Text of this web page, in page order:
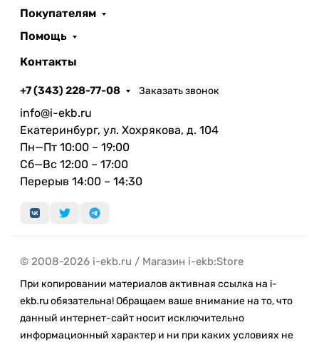
Покупателям
Помощь
Контакты
+7 (343) 228-77-08 Заказать звонок
info@i-ekb.ru
Екатеринбург, ул. Хохрякова, д. 104
Пн—Пт 10:00 – 19:00
Сб—Вс 12:00 – 17:00
Перерыв 14:00 – 14:30
© 2008-2026 i-ekb.ru / Магазин i-ekb:Store
При копировании материалов активная ссылка на i-
ekb.ru обязательна! Обращаем ваше внимание на то, что
данный интернет-сайт носит исключительно
информационный характер и ни при каких условиях не